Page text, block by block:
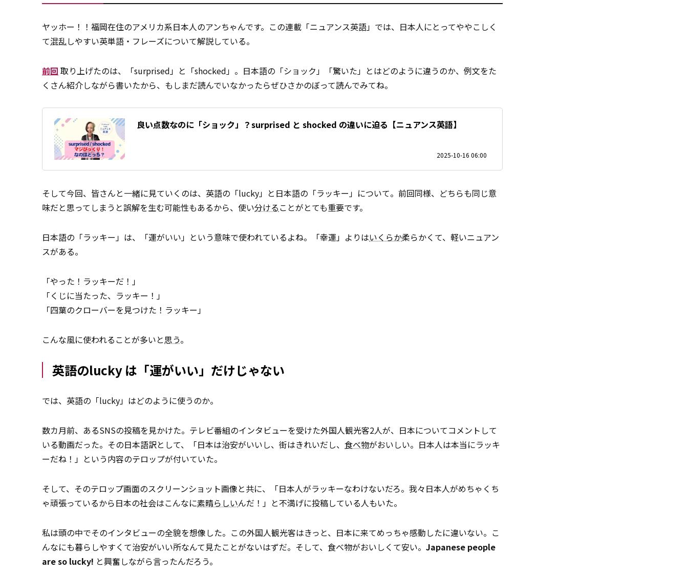
ヤッホー！！福岡在住のアメリカ系日本人のアンちゃんです。この連載「ニュアンス英語」では、日本人にとってややこしく
て混乱しやすい英単語・フレーズについて解説している。
前回 取り上げたのは、「surprised」と「shocked」。日本語の「ショック」「驚いた」とはどのように違うのか、例文をた
くさん紹介しながら書いたから、もしまだ読んでいなかったらぜひさかのぼって読んでみてね。
良い点数なのに「ショック」？surprised と shocked の違いに迫る【ニュアンス英語】
2025-10-16 06:00
そして今回、皆さんと一緒に見ていくのは、英語の「lucky」と日本語の「ラッキー」について。前回同様、どちらも同じ意
味だと思ってしまうと誤解を生む可能性もあるから、使い分けることがとても重要です。
日本語の「ラッキー」は、「運がいい」という意味で使われているよね。「幸運」よりはいくらか柔らかくて、軽いニュアン
スがある。
「やった！ラッキーだ！」
「くじに当たった、ラッキー！」
「四葉のクローバーを見つけた！ラッキー」
こんな風に使われることが多いと思う。
英語のlucky は「運がいい」だけじゃない
では、英語の「lucky」はどのように使うのか。
数カ月前、あるSNSの投稿を見かけた。テレビ番組のインタビューを受けた外国人観光客2人が、日本についてコメントして
いる動画だった。その日本語訳として、「日本は治安がいいし、街はきれいだし、 食べ物がおいしい。日本人は本当にラッキ
ーだね！」という内容のテロップが付いていた。
そして、そのテロップ画面のスクリーンショット画像と共に、「日本人がラッキーなわけないだろ。我々日本人がめちゃくち
ゃ頑張っているから日本の社会はこんなに素晴らしいんだ！」と不満げに投稿している人もいた。
私は頭の中でそのインタビューの全貌を想像した。この外国人観光客はきっと、日本に来てめっちゃ感動したに違いない。こ
んなにも暮らしやすくて治安がいい所なんて見たことがないはずだ。そして、食べ物がおいしくて安い。 Japanese people
are so lucky! と興奮しながら言ったんだろう。